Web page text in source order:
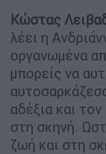
Κώστας
λέει η
οργανωμένα
μπορείς να
αδέξια και
στη σκηνή.
ζωή και στη